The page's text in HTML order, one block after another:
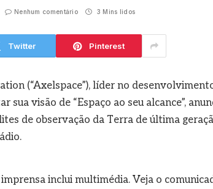
Nenhum comentário 3 Mins lidos
Twitter Pinterest
(“Axelspace”), líder no
sua visão de “Espaço ao seu alcance”,
de observação da Terra de última
inclui multimédia. Veja o
agosto 5, 2026